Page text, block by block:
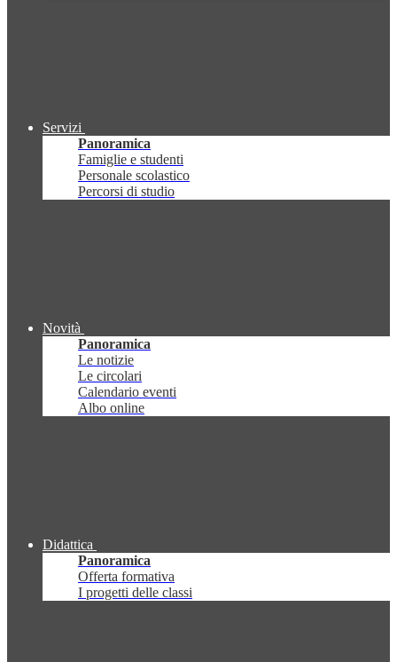
Servizi
Panoramica
Famiglie e studenti
Personale scolastico
Percorsi di studio
Novità
Panoramica
Le notizie
Le circolari
Calendario eventi
Albo online
Didattica
Panoramica
Offerta formativa
I progetti delle classi